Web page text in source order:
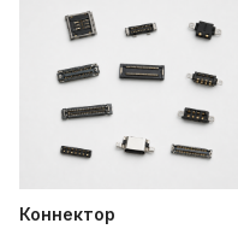
Коннектор